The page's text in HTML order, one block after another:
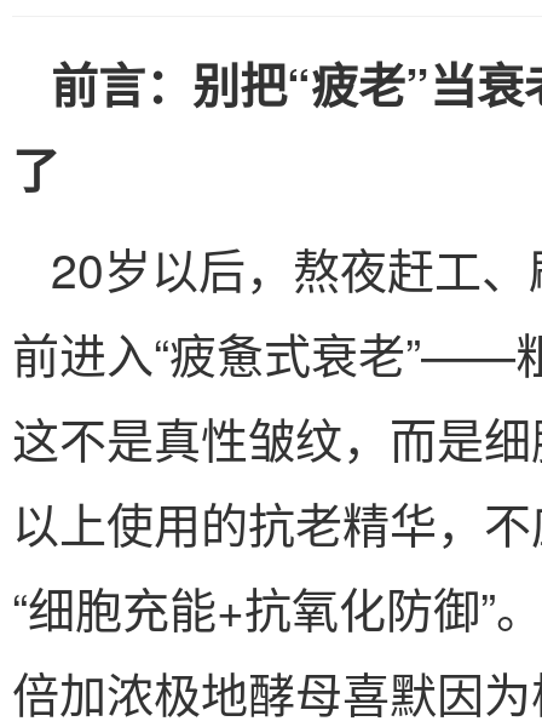
前言：别把“疲老”当
了
20岁以后，熬夜赶工
前进入“疲惫式衰老”——
这不是真性皱纹，而是
以上使用的抗老精华，
“细胞充能+抗氧化防御”
倍加浓极地酵母喜默因